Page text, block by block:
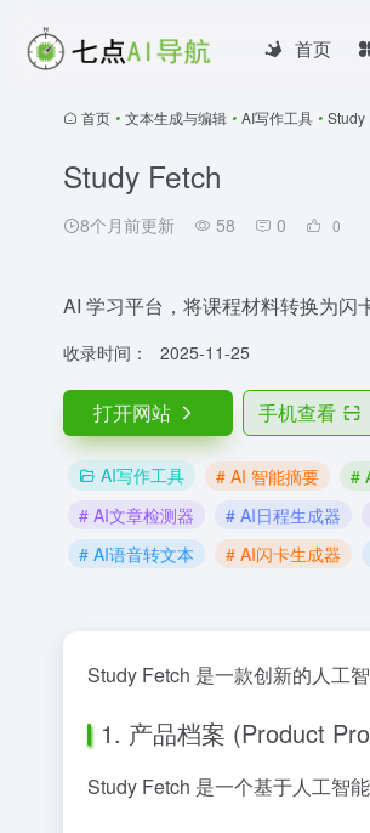
首页
首页 • 文本生成与编辑 • AI写作工具 • Study
Study Fetch
8个月前更新 58 0 0
AI 学习平台，将课程材料转换为闪
收录时间： 2025-11-25
打开网站 手机查看
AI写作工具 # AI 智能摘要 #
# AI文章检测器
# AI日程生成器
# AI语音转文本
# AI闪卡生成器
Study Fetch 是一款创新的人工
1. 产品档案 (Product
Study Fetch 是一个基于人工智